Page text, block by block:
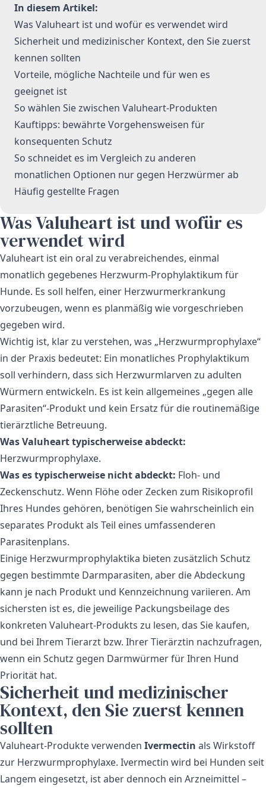
In diesem Artikel:
Was Valuheart ist und wofür es verwendet wird
Sicherheit und medizinischer Kontext, den Sie zuerst
kennen sollten
Vorteile, mögliche Nachteile und für wen es
geeignet ist
So wählen Sie zwischen Valuheart-Produkten
Kauftipps: bewährte Vorgehensweisen für
konsequenten Schutz
So schneidet es im Vergleich zu anderen
monatlichen Optionen nur gegen Herzwürmer ab
Häufig gestellte Fragen
Was Valuheart ist und wofür es
verwendet wird
Valuheart ist ein oral zu verabreichendes, einmal
monatlich gegebenes Herzwurm-Prophylaktikum für
Hunde. Es soll helfen, einer Herzwurmerkrankung
vorzubeugen, wenn es planmäßig wie vorgeschrieben
gegeben wird.
Wichtig ist, klar zu verstehen, was „Herzwurmprophylaxe“
in der Praxis bedeutet: Ein monatliches Prophylaktikum
soll verhindern, dass sich Herzwurmlarven zu adulten
Würmern entwickeln. Es ist kein allgemeines „gegen alle
Parasiten“-Produkt und kein Ersatz für die routinemäßige
tierärztliche Betreuung.
Was Valuheart typischerweise abdeckt:
Herzwurmprophylaxe.
Was es typischerweise nicht abdeckt: Floh- und
Zeckenschutz. Wenn Flöhe oder Zecken zum Risikoprofil
Ihres Hundes gehören, benötigen Sie wahrscheinlich ein
separates Produkt als Teil eines umfassenderen
Parasitenplans.
Einige Herzwurmprophylaktika bieten zusätzlich Schutz
gegen bestimmte Darmparasiten, aber die Abdeckung
kann je nach Produkt und Kennzeichnung variieren. Am
sichersten ist es, die jeweilige Packungsbeilage des
konkreten Valuheart-Produkts zu lesen, das Sie kaufen,
und bei Ihrem Tierarzt bzw. Ihrer Tierärztin nachzufragen,
wenn ein Schutz gegen Darmwürmer für Ihren Hund
Priorität hat.
Sicherheit und medizinischer
Kontext, den Sie zuerst kennen
sollten
Valuheart-Produkte verwenden Ivermectin als Wirkstoff
zur Herzwurmprophylaxe. Ivermectin wird bei Hunden seit
Langem eingesetzt, ist aber dennoch ein Arzneimittel –